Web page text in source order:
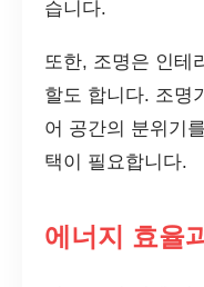
습니다.
또한, 조명은 인테
할도 합니다. 조명
어 공간의 분위기
택이 필요합니다.
에너지 효율